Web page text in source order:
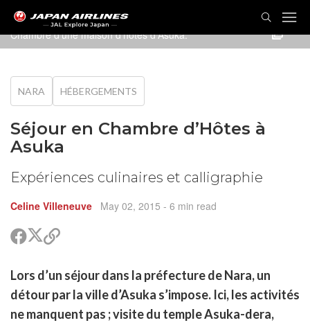
Chambre d'une maison d'hôtes d'Asuka.
NARA HÉBERGEMENTS
Séjour en Chambre d’Hôtes à
Asuka
Expériences culinaires et calligraphie
Celine Villeneuve May 02, 2015 - 6 min read
PartagerPartager
sur
Copier
pour
partager
Lors d’un séjour dans la préfecture de Nara, un
détour par la ville d’Asuka s’impose. Ici, les activités
ne manquent pas ; visite du temple Asuka-dera,